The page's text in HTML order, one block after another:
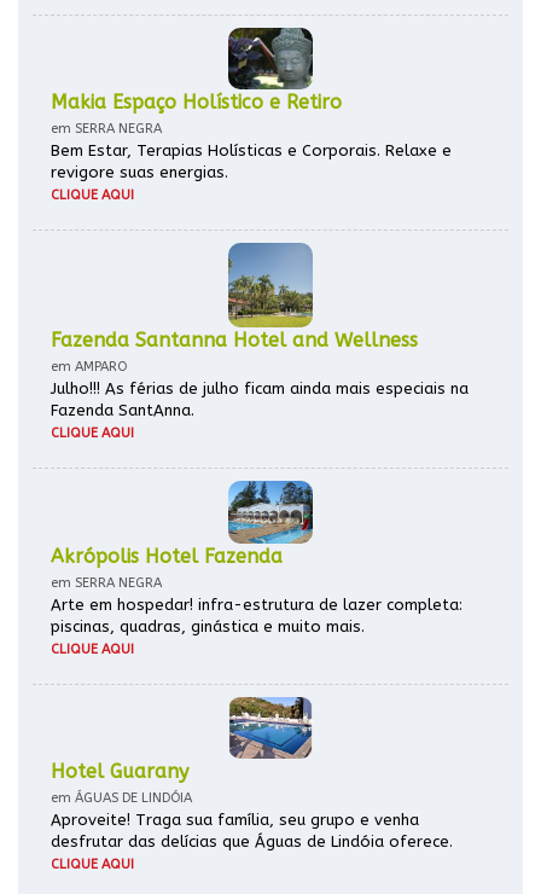
Makia Espaço Holístico e Retiro
em SERRA NEGRA
Bem Estar, Terapias Holísticas e Corporais. Relaxe e
revigore suas energias.
CLIQUE AQUI
Fazenda Santanna Hotel and Wellness
em AMPARO
Julho!!! As férias de julho ficam ainda mais especiais na
Fazenda SantAnna.
CLIQUE AQUI
Akrópolis Hotel Fazenda
em SERRA NEGRA
Arte em hospedar! infra-estrutura de lazer completa:
piscinas, quadras, ginástica e muito mais.
CLIQUE AQUI
Hotel Guarany
em ÁGUAS DE LINDÓIA
Aproveite! Traga sua família, seu grupo e venha
desfrutar das delícias que Águas de Lindóia oferece.
CLIQUE AQUI